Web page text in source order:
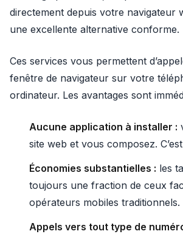
directement depuis votre navigateur
une excellente alternative conforme.
Ces services vous permettent
fenêtre de navigateur sur votre
ordinateur. Les avantages sont
Aucune application à installer :
site web et vous composez.
Économies substantielles : les
toujours une fraction de ceux
opérateurs mobiles traditionnels.
Appels vers tout type de